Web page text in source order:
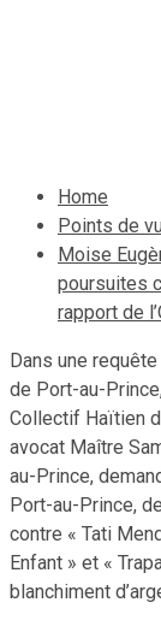
Home
Points de
Moise
poursuites
rapport de
Dans une
de Port-au-
Collectif Haïtien
avocat Maître
au-Prince,
Port-au-Prince,
contre « Tati
Enfant » et «
blanchiment